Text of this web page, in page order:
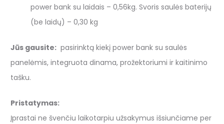
power bank su laidais – 0,56kg. Svoris saulės baterijų
(be laidų) – 0,30 kg
Jūs gausite: pasirinktą kiekį power bank su saulės
panelėmis, integruota dinama, prožektoriumi ir kaitinimo
tašku.
Pristatymas:
Įprastai ne švenčiu laikotarpiu užsakymus išsiunčiame per